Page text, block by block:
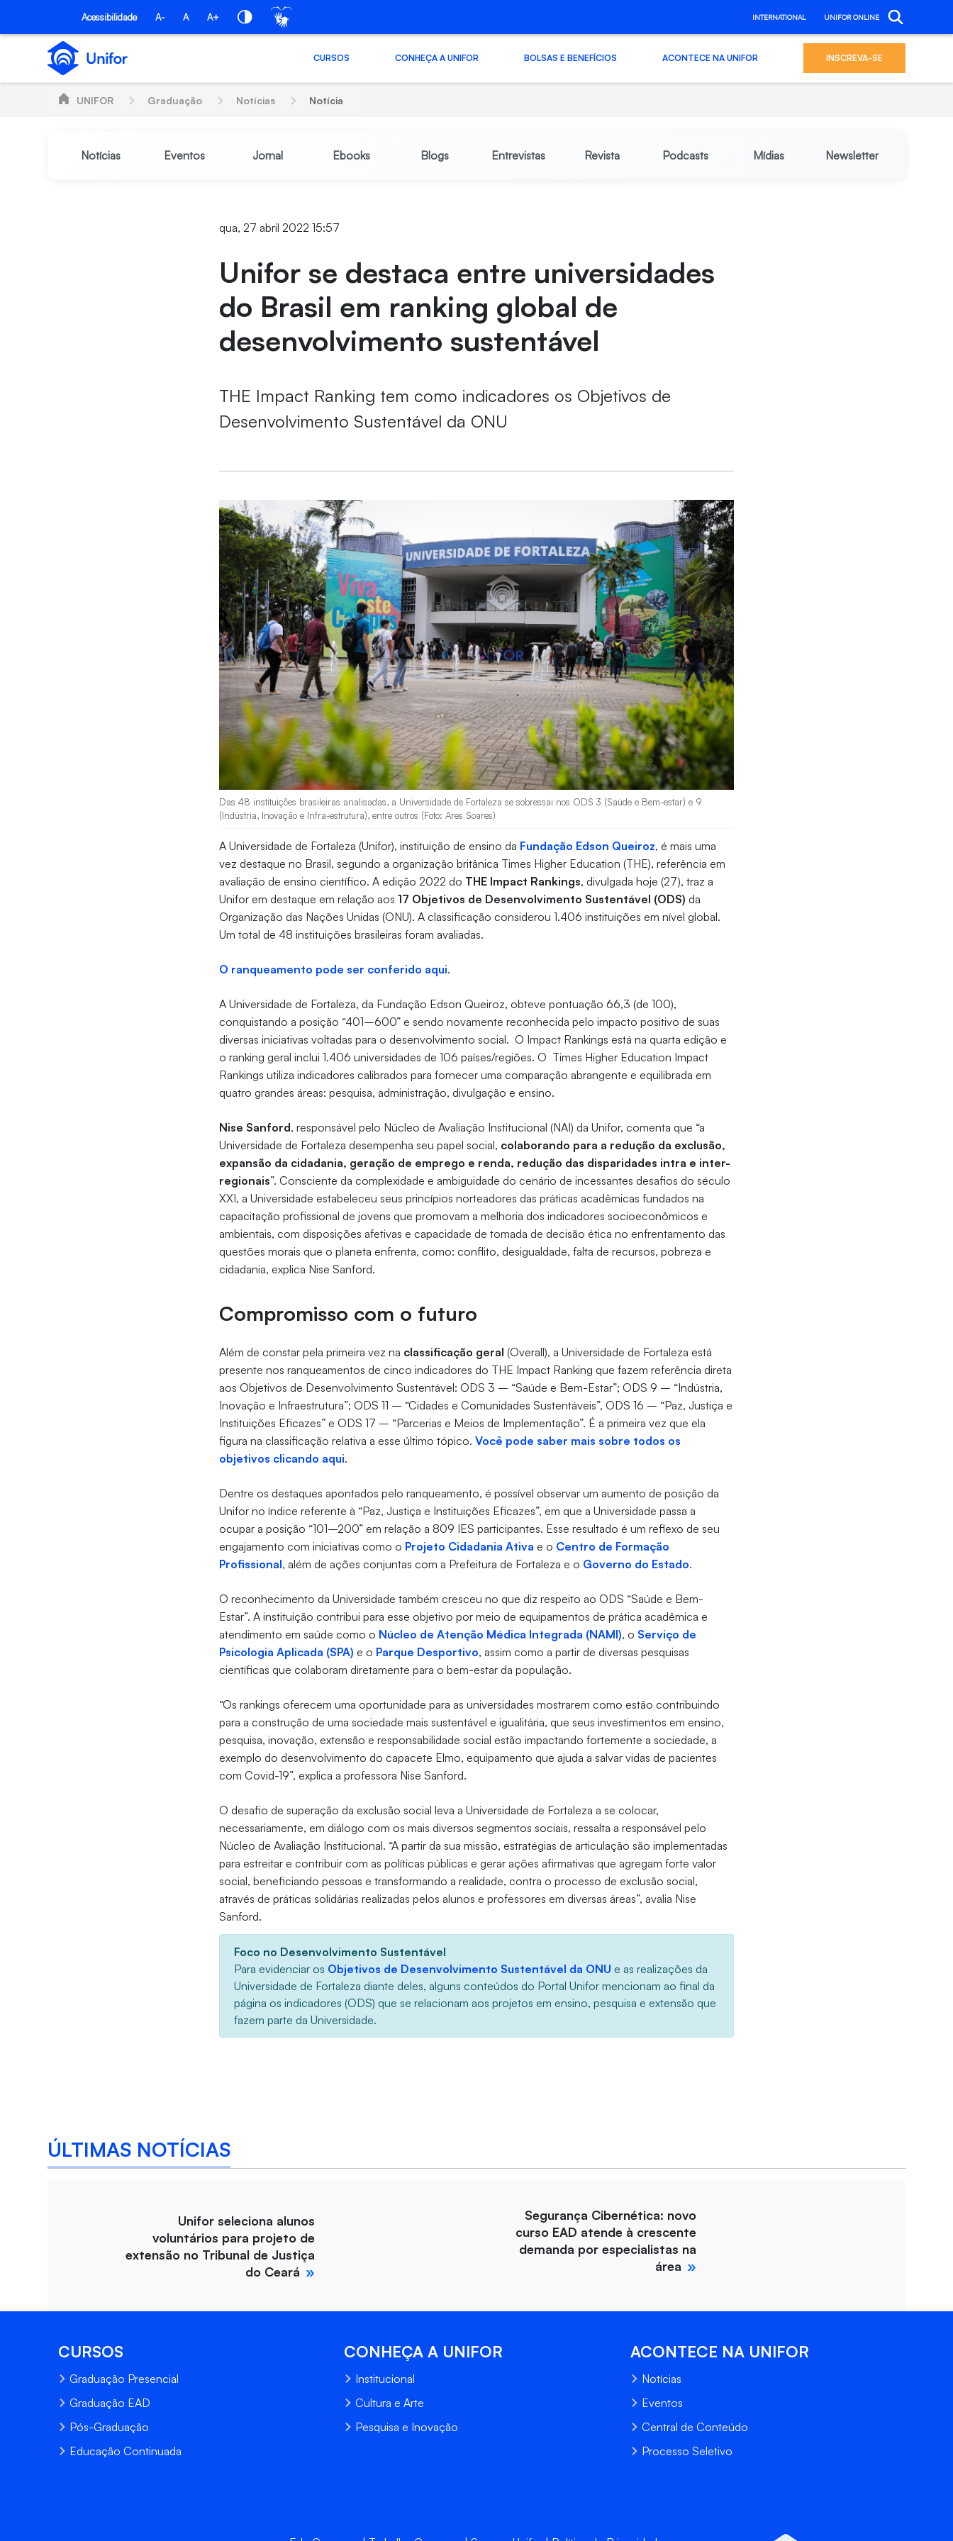
Pular para o Conteúdo principal
Acessibilidade A- A A+ INTERNATIONAL UNIFOR ONLINE
CURSOS CONHEÇA A UNIFOR BOLSAS E BENEFÍCIOS ACONTECE NA UNIFOR INSCREVA-SE
UNIFOR Graduação Notícias Notícia
Notícias Eventos Jornal Ebooks Blogs Entrevistas Revista Podcasts Mídias Newsletter
qua, 27 abril 2022 15:57
Unifor se destaca entre universidades
do Brasil em ranking global de
desenvolvimento sustentável
THE Impact Ranking tem como indicadores os Objetivos de
Desenvolvimento Sustentável da ONU
Das 48 instituições brasileiras analisadas, a Universidade de Fortaleza se sobressai nos ODS 3 (Saúde e Bem-estar) e 9
(Indústria, Inovação e Infra-estrutura), entre outros (Foto: Ares Soares)
A Universidade de Fortaleza (Unifor), instituição de ensino da Fundação Edson Queiroz, é mais uma
vez destaque no Brasil, segundo a organização britânica Times Higher Education (THE), referência em
avaliação de ensino científico. A edição 2022 do THE Impact Rankings, divulgada hoje (27), traz a
Unifor em destaque em relação aos17 Objetivos de Desenvolvimento Sustentável (ODS) da
Organização das Nações Unidas (ONU). A classificação considerou 1.406 instituições em nível global.
Um total de 48 instituições brasileiras foram avaliadas.
O ranqueamento pode ser conferido aqui.
A Universidade de Fortaleza, da Fundação Edson Queiroz, obteve pontuação 66,3 (de 100),
conquistando a posição “401–600” e sendo novamente reconhecida pelo impacto positivo de suas
diversas iniciativas voltadas para o desenvolvimento social. O Impact Rankings está na quarta edição e
o ranking geral inclui 1.406 universidades de 106 países/regiões. O Times Higher Education Impact
Rankings utiliza indicadores calibrados para fornecer uma comparação abrangente e equilibrada em
quatro grandes áreas: pesquisa, administração, divulgação e ensino.
Nise Sanford, responsável pelo Núcleo de Avaliação Institucional (NAI) da Unifor, comenta que “a
Universidade de Fortaleza desempenha seu papel social, colaborando para a redução da exclusão,
expansão da cidadania, geração de emprego e renda, redução das disparidades intra e inter-
regionais”. Consciente da complexidade e ambiguidade do cenário de incessantes desafios do século
XXI, a Universidade estabeleceu seus princípios norteadores das práticas acadêmicas fundados na
capacitação profissional de jovens que promovam a melhoria dos indicadores socioeconômicos e
ambientais, com disposições afetivas e capacidade de tomada de decisão ética no enfrentamento das
questões morais que o planeta enfrenta, como: conflito, desigualdade, falta de recursos, pobreza e
cidadania, explica Nise Sanford.
Compromisso com o futuro
Além de constar pela primeira vez na classificação geral (Overall), a Universidade de Fortaleza está
presente nos ranqueamentos de cinco indicadores do THE Impact Ranking que fazem referência direta
aos Objetivos de Desenvolvimento Sustentável: ODS 3 – “Saúde e Bem-Estar”; ODS 9 – “Indústria,
Inovação e Infraestrutura”; ODS 11 – “Cidades e Comunidades Sustentáveis”, ODS 16 – “Paz, Justiça e
Instituições Eficazes” e ODS 17 – “Parcerias e Meios de Implementação”. É a primeira vez que ela
figura na classificação relativa a esse último tópico.Você pode saber mais sobre todos os
objetivos clicando aqui.
Dentre os destaques apontados pelo ranqueamento, é possível observar um aumento de posição da
Unifor no índice referente à “Paz, Justiça e Instituições Eficazes”, em que a Universidade passa a
ocupar a posição “101–200” em relação a 809 IES participantes. Esse resultado é um reflexo de seu
engajamento com iniciativas como o Projeto Cidadania Ativae o Centro de Formação
Profissional, além de ações conjuntas com a Prefeitura de Fortaleza e o Governo do Estado.
O reconhecimento da Universidade também cresceu no que diz respeito ao ODS “Saúde e Bem-
Estar”. A instituição contribui para esse objetivo por meio de equipamentos de prática acadêmica e
atendimento em saúde como o Núcleo de Atenção Médica Integrada (NAMI), o Serviço de
Psicologia Aplicada (SPA) e o Parque Desportivo, assim como a partir de diversas pesquisas
científicas que colaboram diretamente para o bem-estar da população.
“Os rankings oferecem uma oportunidade para as universidades mostrarem como estão contribuindo
para a construção de uma sociedade mais sustentável e igualitária, que seus investimentos em ensino,
pesquisa, inovação, extensão e responsabilidade social estão impactando fortemente a sociedade, a
exemplo do desenvolvimento do capacete Elmo, equipamento que ajuda a salvar vidas de pacientes
com Covid-19”, explica a professora Nise Sanford.
O desafio de superação da exclusão social leva a Universidade de Fortaleza a se colocar,
necessariamente, em diálogo com os mais diversos segmentos sociais, ressalta a responsável pelo
Núcleo de Avaliação Institucional. “A partir da sua missão, estratégias de articulação são implementadas
para estreitar e contribuir com as políticas públicas e gerar ações afirmativas que agregam forte valor
social, beneficiando pessoas e transformando a realidade, contra o processo de exclusão social,
através de práticas solidárias realizadas pelos alunos e professores em diversas áreas”, avalia Nise
Sanford.
Foco no Desenvolvimento Sustentável
Para evidenciar os Objetivos de Desenvolvimento Sustentável da ONU e as realizações da
Universidade de Fortaleza diante deles, alguns conteúdos do Portal Unifor mencionam ao final da
página os indicadores (ODS) que se relacionam aos projetos em ensino, pesquisa e extensão que
fazem parte da Universidade.
ÚLTIMAS NOTÍCIAS
Unifor seleciona alunos
voluntários para projeto de
extensão no Tribunal de Justiça
do Ceará
Segurança Cibernética: novo
curso EAD atende à crescente
demanda por especialistas na
área
CURSOS
Graduação Presencial
Graduação EAD
Pós-Graduação
Educação Continuada
CONHEÇA A UNIFOR
Institucional
Cultura e Arte
Pesquisa e Inovação
ACONTECE NA UNIFOR
Notícias
Eventos
Central de Conteúdo
Processo Seletivo